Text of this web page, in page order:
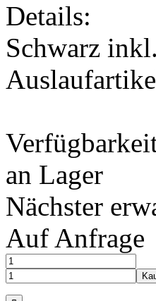
Details:
Schwarz
an Lager
Nächster
Auf Anfrage